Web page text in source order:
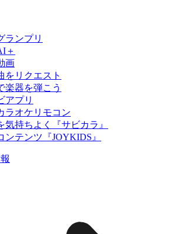
ランプリ
＋
画
をリクエスト
楽器を弾こう
アプリ
ラオケリモコン
気持ちよく『サビカラ』
ンテンツ『JOYKIDS』